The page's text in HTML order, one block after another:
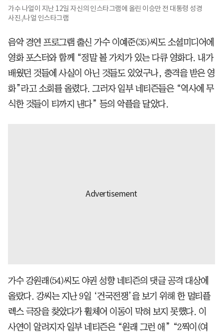
가수 나얼이 지난 12일 자신의 인스타그램에 올린 이승만 전 대통령 성경
사진./나얼 인스타그램
음악 경연 프로그램 출신 가수 이예준(35)씨도 소셜미디어에
영화 포스터와 함께 “정말 볼 가치가 있는 다큐 영화다. 내가
배웠던 것들에 사실이 아닌 것들도 있었구나, 충격을 받은 영
화”라고 소회를 올렸다. 그러자 일부 네티즌들은 “역사에 무
식한 것들이 티까지 낸다” 등의 악플을 달았다.
가수 강원래(54)씨도 야권 성향 네티즌의 댓글 공격 대상에
올랐다. 강씨는 지난 9일 ‘건국전쟁’을 보기 위해 한 멀티플
렉스 극장을 찾았다가 휠체어 이동이 막혀 보지 못했다. 이
사연이 알려지자 일부 네티즌은 “원래 그런 애” “2찍이(여